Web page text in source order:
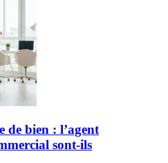
de bien : l’agent
sont-ils